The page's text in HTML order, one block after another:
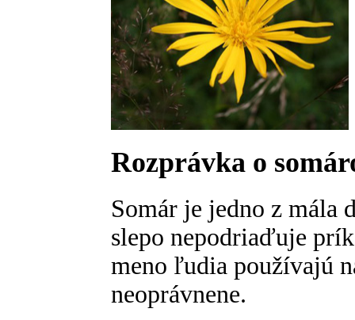
Rozprávka o
Somár je jedno z mála
slepo nepodriaďuje
meno ľudia používajú
neoprávnene.